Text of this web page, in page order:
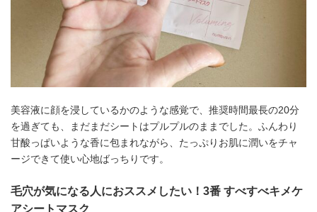
美容液に顔を浸しているかのような感覚で、推奨時間最長の20分
を過ぎても、まだまだシートはプルプルのままでした。ふんわり
甘酸っぱいような香に包まれながら、たっぷりお肌に潤いをチャ
ージできて使い心地ばっちりです。
毛穴が気になる人におススメしたい！3番 すべすべキメケ
アシートマスク